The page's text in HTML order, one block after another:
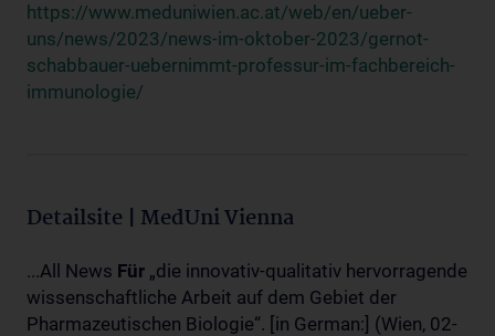
https://www.meduniwien.ac.at/web/en/ueber-
uns/news/2023/news-im-oktober-2023/gernot-
schabbauer-uebernimmt-professur-im-fachbereich-
immunologie/
Detailsite | MedUni Vienna
...All News Für „die innovativ-qualitativ hervorragende
wissenschaftliche Arbeit auf dem Gebiet der
Pharmazeutischen Biologie“. [in German:] (Wien, 02-